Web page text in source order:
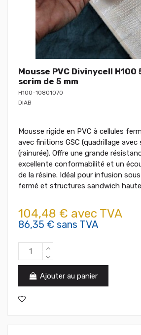
Mousse PVC Divinycell H100
scrim de 5 mm
H100-10801070
DIAB
Mousse rigide en PVC à cellules
avec finitions GSC (quadrillage avec
(rainurée). Offre une grande
excellente conformabilité et un
de la résine. Idéal pour infusion
fermé et structures sandwich
104,48 € avec TVA
86,35 € sans TVA
Ajouter au panier